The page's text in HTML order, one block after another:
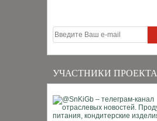
УЧАСТНИКИ ПРОЕКТА